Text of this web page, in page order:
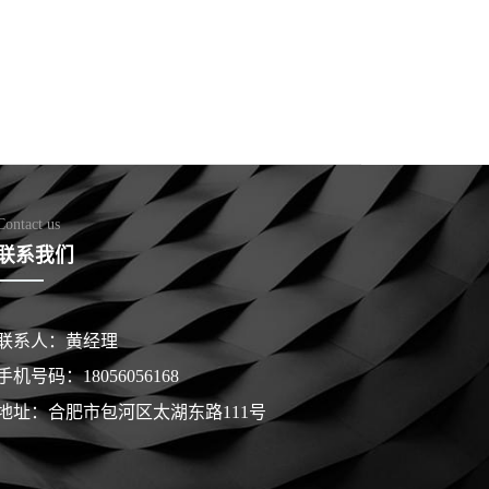
us
系我们
系人：黄经理
机号码：18056056168
址：合肥市包河区太湖东路111号